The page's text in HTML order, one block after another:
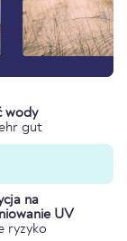
wody
gut
na
UV
ryzyko